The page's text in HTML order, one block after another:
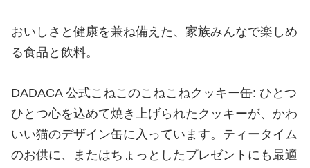
おいしさと健康を兼ね備えた、家族みんなで楽しめ
る食品と飲料。
DADACA 公式こねこのこねこねクッキー缶: ひとつ
ひとつ心を込めて焼き上げられたクッキーが、かわ
いい猫のデザイン缶に入っています。ティータイム
のお供に、またはちょっとしたプレゼントにも最適